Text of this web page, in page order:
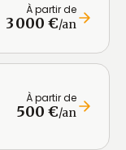
À partir de
3 000 €/an
À partir de
500 €/an